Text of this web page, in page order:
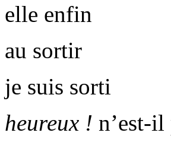
elle enfin
au sortir
je suis sorti
heureux ! n’est-